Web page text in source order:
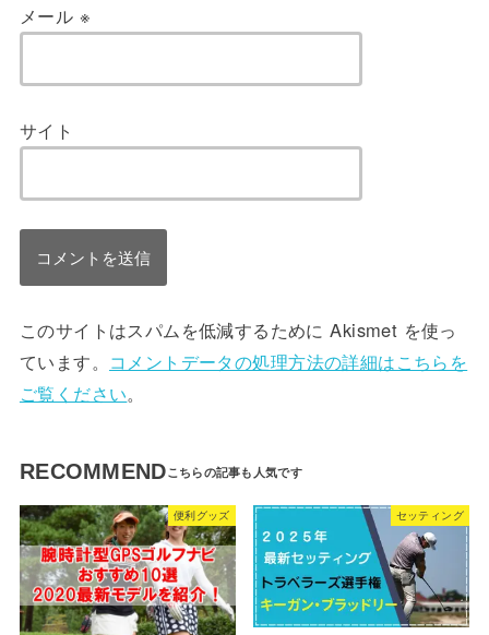
メール ※
サイト
このサイトはスパムを低減するために Akismet を使っ
ています。 コメントデータの処理方法の詳細はこちらを
ご覧ください。
RECOMMEND
便利グッズ セッティング